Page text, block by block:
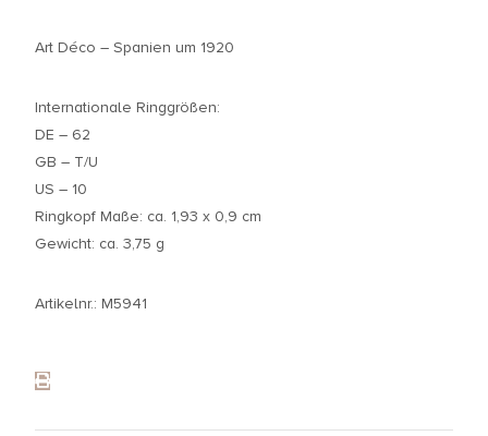
Art Déco – Spanien um 1920
Internationale Ringgrößen:
DE – 62
GB – T/U
US – 10
Ringkopf Maße: ca. 1,93 x 0,9 cm
Gewicht: ca. 3,75 g
Artikelnr.: M5941